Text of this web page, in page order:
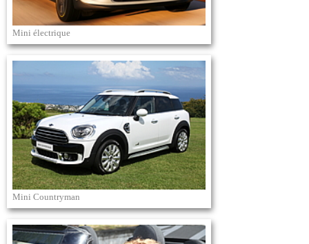
Mini électrique
Mini Countryman